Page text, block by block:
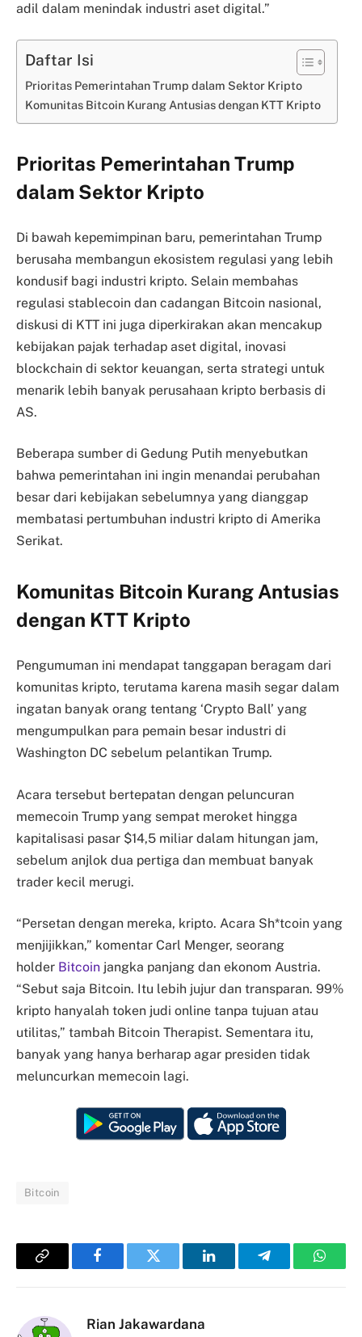
adil dalam menindak industri aset digital.”
Daftar Isi
Prioritas Pemerintahan Trump dalam Sektor Kripto
Komunitas Bitcoin Kurang Antusias dengan KTT Kripto
Prioritas Pemerintahan Trump
dalam Sektor Kripto
Di bawah kepemimpinan baru, pemerintahan Trump
berusaha membangun ekosistem regulasi yang lebih
kondusif bagi industri kripto. Selain membahas
regulasi stablecoin dan cadangan Bitcoin nasional,
diskusi di KTT ini juga diperkirakan akan mencakup
kebijakan pajak terhadap aset digital, inovasi
blockchain di sektor keuangan, serta strategi untuk
menarik lebih banyak perusahaan kripto berbasis di
AS.
Beberapa sumber di Gedung Putih menyebutkan
bahwa pemerintahan ini ingin menandai perubahan
besar dari kebijakan sebelumnya yang dianggap
membatasi pertumbuhan industri kripto di Amerika
Serikat.
Komunitas Bitcoin Kurang Antusias
dengan KTT Kripto
Pengumuman ini mendapat tanggapan beragam dari
komunitas kripto, terutama karena masih segar dalam
ingatan banyak orang tentang ‘Crypto Ball’ yang
mengumpulkan para pemain besar industri di
Washington DC sebelum pelantikan Trump.
Acara tersebut bertepatan dengan peluncuran
memecoin Trump yang sempat meroket hingga
kapitalisasi pasar $14,5 miliar dalam hitungan jam,
sebelum anjlok dua pertiga dan membuat banyak
trader kecil merugi.
“Persetan dengan mereka, kripto. Acara Sh*tcoin yang
menjijikkan,” komentar Carl Menger, seorang
holder Bitcoin jangka panjang dan ekonom Austria.
“Sebut saja Bitcoin. Itu lebih jujur dan transparan. 99%
kripto hanyalah token judi online tanpa tujuan atau
utilitas,” tambah Bitcoin Therapist. Sementara itu,
banyak yang hanya berharap agar presiden tidak
meluncurkan memecoin lagi.
Bitcoin
Copy
FacebookTwitter LinkedInTelegram
Rian Jakawardana